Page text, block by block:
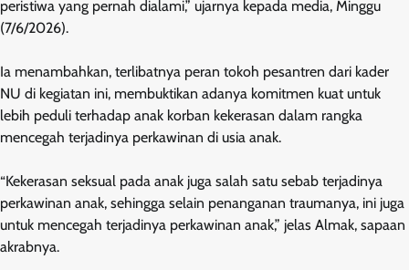
peristiwa yang pernah dialami,” ujarnya kepada media, Minggu
(7/6/2026).
Ia menambahkan, terlibatnya peran tokoh pesantren dari kader
NU di kegiatan ini, membuktikan adanya komitmen kuat untuk
lebih peduli terhadap anak korban kekerasan dalam rangka
mencegah terjadinya perkawinan di usia anak.
“Kekerasan seksual pada anak juga salah satu sebab terjadinya
perkawinan anak, sehingga selain penanganan traumanya, ini juga
untuk mencegah terjadinya perkawinan anak,” jelas Almak, sapaan
akrabnya.